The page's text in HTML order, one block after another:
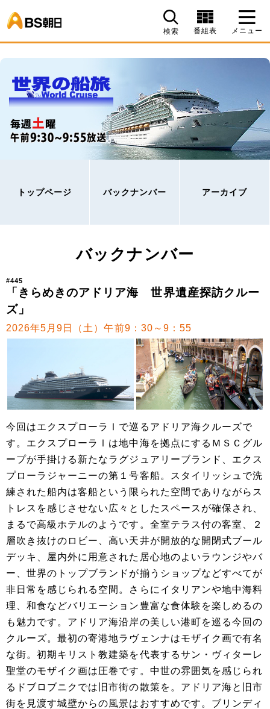
検索 番組表 メニュー
トップページ バックナンバー アーカイブ
バックナンバー
#445
「きらめきのアドリア海 世界遺産探訪クルー
ズ」
2026年5月9日（土）午前9：30～9：55
今回はエクスプローラⅠで巡るアドリア海クルーズで
す。エクスプローラⅠは地中海を拠点にするＭＳＣグル
ープが手掛ける新たなラグジュアリーブランド、エクス
プローラジャーニーの第１号客船。スタイリッシュで洗
練された船内は客船という限られた空間でありながらス
トレスを感じさせない広々としたスペースが確保され、
まるで高級ホテルのようです。全室テラス付の客室、２
層吹き抜けのロビー、高い天井が開放的な開閉式ブール
デッキ、屋内外に用意された居心地のよいラウンジやバ
ー、世界のトップブランドが揃うショップなどすべてが
非日常を感じられる空間。さらにイタリアンや地中海料
理、和食などバリエーション豊富な食体験を楽しめるの
も魅力です。アドリア海沿岸の美しい港町を巡る今回の
クルーズ。最初の寄港地ラヴェンナはモザイク画で有名
な街。初期キリスト教建築を代表するサン・ヴィターレ
聖堂のモザイク画は圧巻です。中世の雰囲気を感じられ
るドブロブニクでは旧市街の散策を。アドリア海と旧市
街を見渡す城壁からの風景はおすすめです。ブリンディ